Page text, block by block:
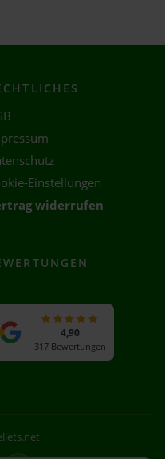
Einstellungen
widerrufen
4,90
317 Bewertungen